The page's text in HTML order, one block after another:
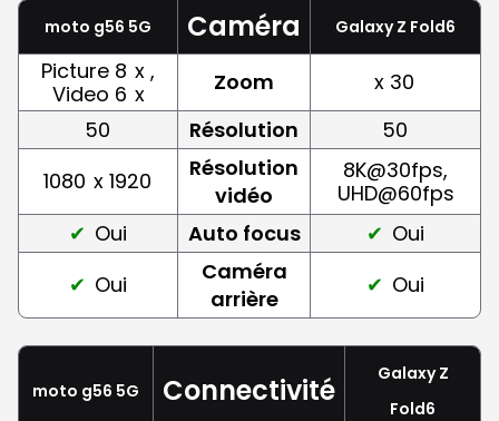
moto g56 5G Caméra Galaxy Z Fold6
Picture 8 x ,
Video 6 x Zoom
x 30
50
Résolution
50
1080 x 1920
Résolution
vidéo
8K@30fps,
UHD@60fps
Oui
Auto focus
Oui
Oui
Caméra
arrière
Oui
moto g56 5G Connectivité
Galaxy Z
Fold6